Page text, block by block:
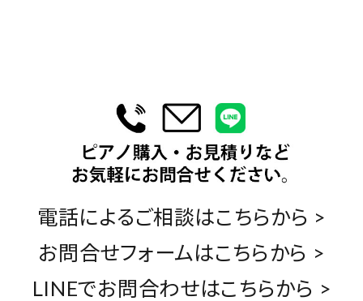
電話によるご相談はこちらから >
お問合せフォームはこちらから >
LINEでお問合わせはこちらから >